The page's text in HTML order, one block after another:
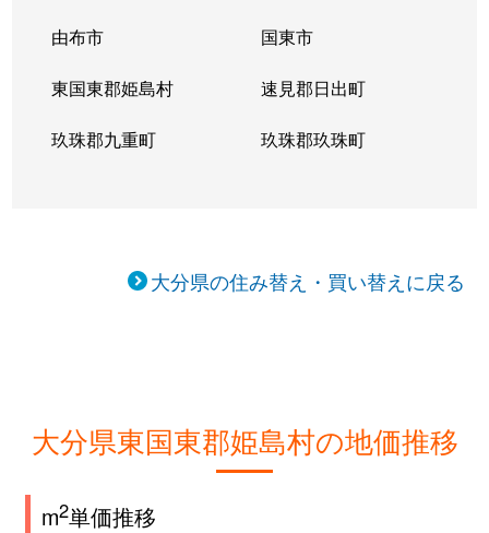
由布市 国東市
東国東郡姫島村 速見郡日出町
玖珠郡九重町 玖珠郡玖珠町
大分県の住み替え・買い替えに戻る
大分県東国東郡姫島村の地価推移
m2単価推移